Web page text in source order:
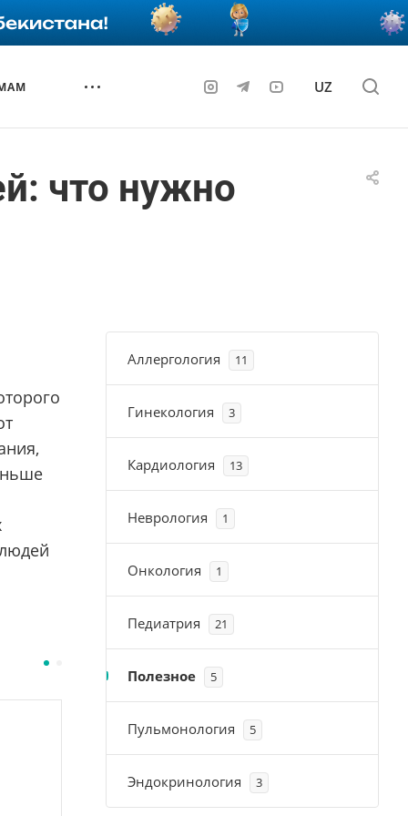
UZ
что нужно
Аллергология 11
Гинекология 3
Кардиология 13
Неврология 1
Онкология 1
Педиатрия 21
Полезное 5
Пульмонология 5
Эндокринология 3